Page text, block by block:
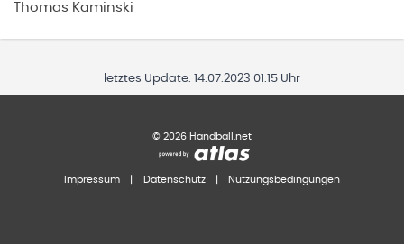
Thomas Kaminski
letztes Update: 14.07.2023 01:15 Uhr
© 2026 Handball.net
Impressum Datenschutz Nutzungsbedingungen